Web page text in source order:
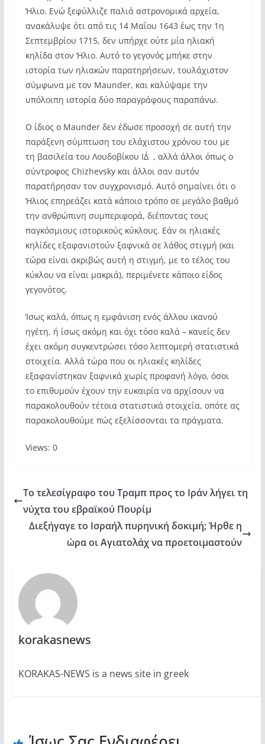
Ήλιο. Ενώ ξεφύλλιζε παλιά αστρονομικά αρχεία,
ανακάλυψε ότι από τις 14 Μαΐου 1643 έως την 1η
Σεπτεμβρίου 1715, δεν υπήρχε ούτε μία ηλιακή
κηλίδα στον Ήλιο. Αυτό το γεγονός μπήκε στην
ιστορία των ηλιακών παρατηρήσεων, τουλάχιστον
σύμφωνα με τον Maunder, και καλύψαμε την
υπόλοιπη ιστορία δύο παραγράφους παραπάνω.
Ο ίδιος ο Maunder δεν έδωσε προσοχή σε αυτή την
παράξενη σύμπτωση του ελάχιστου χρόνου του με
τη βασιλεία του Λουδοβίκου ΙΔ΄, αλλά άλλοι όπως ο
σύντροφος Chizhevsky και άλλοι σαν αυτόν
παρατήρησαν τον συγχρονισμό. Αυτό σημαίνει ότι ο
Ήλιος επηρεάζει κατά κάποιο τρόπο σε μεγάλο βαθμό
την ανθρώπινη συμπεριφορά, διέποντας τους
παγκόσμιους ιστορικούς κύκλους. Εάν οι ηλιακές
κηλίδες εξαφανιστούν ξαφνικά σε λάθος στιγμή (και
τώρα είναι ακριβώς αυτή η στιγμή, με το τέλος του
κύκλου να είναι μακριά), περιμένετε κάποιο είδος
γεγονότος.
Ίσως καλά, όπως η εμφάνιση ενός άλλου ικανού
ηγέτη, ή ίσως ακόμη και όχι τόσο καλά – κανείς δεν
έχει ακόμη συγκεντρώσει τόσο λεπτομερή στατιστικά
στοιχεία. Αλλά τώρα που οι ηλιακές κηλίδες
εξαφανίστηκαν ξαφνικά χωρίς προφανή λόγο, όσοι
το επιθυμούν έχουν την ευκαιρία να αρχίσουν να
παρακολουθούν τέτοια στατιστικά στοιχεία, οπότε ας
παρακολουθούμε πώς εξελίσσονται τα πράγματα.
Views: 0
Το τελεσίγραφο του Τραμπ προς το Ιράν λήγει τη
νύχτα του εβραϊκού Πουρίμ
Διεξήγαγε το Ισραήλ πυρηνική δοκιμή; Ήρθε η
ώρα οι Αγιατολάχ να προετοιμαστούν
korakasnews
KORAKAS-NEWS is a news site in greek